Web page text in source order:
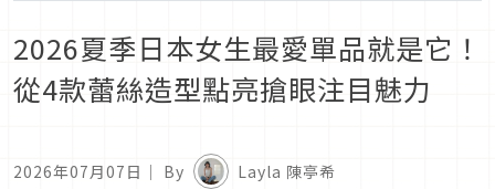
2026夏季日本女生最愛單品就是它！
從4款蕾絲造型點亮搶眼注目魅力
2026年07月07日 ｜ By Layla 陳亭希